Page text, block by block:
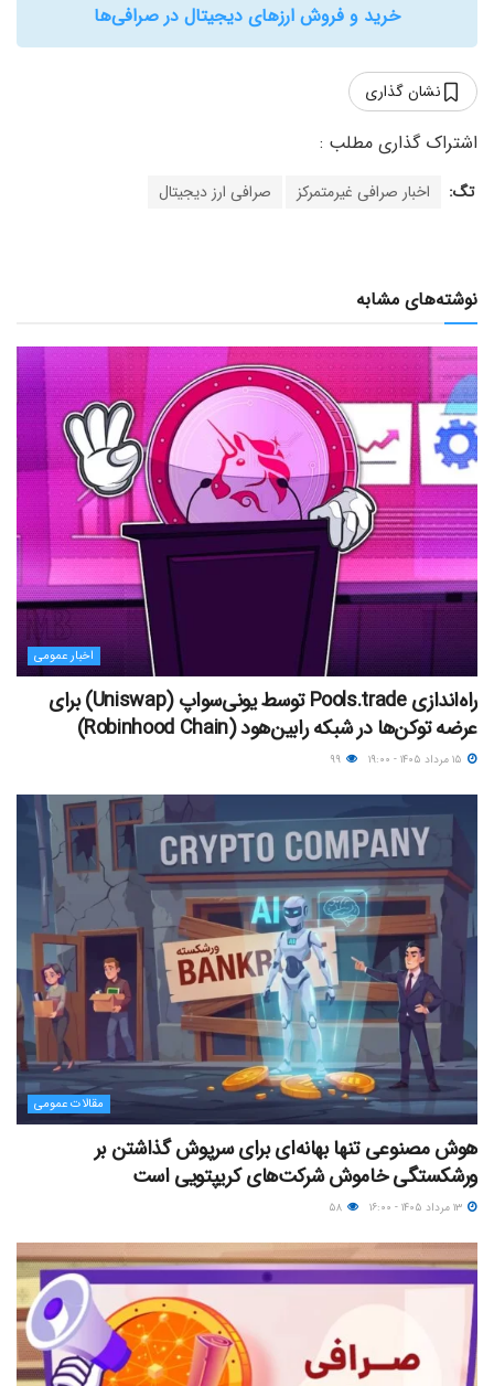
خرید و فروش ارزهای دیجیتال در صرافی‌ها
نشان گذاری
تگ: اخبار صرافی غیرمتمرکز صرافی ارز دیجیتال
نوشته‌های مشابه
اخبار عمومی
راه‌اندازی Pools.trade توسط یونی‌سواپ (Uniswap) برای
عرضه توکن‌ها در شبکه رابین‌هود (Robinhood Chain)
مقالات عمومی
هوش مصنوعی تنها بهانه‌ای برای سرپوش گذاشتن بر
ورشکستگی خاموش شرکت‌های کریپتویی است